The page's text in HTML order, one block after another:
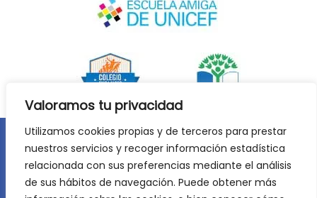
Valoramos tu privacidad
Utilizamos cookies propias y de terceros para prestar
nuestros servicios y recoger información estadística
relacionada con sus preferencias mediante el análisis
de sus hábitos de navegación. Puede obtener más
Aviso legal
Política de privacidad
Política de cookies
©2026Lycée Français Molière de Zaragoza. Todos los